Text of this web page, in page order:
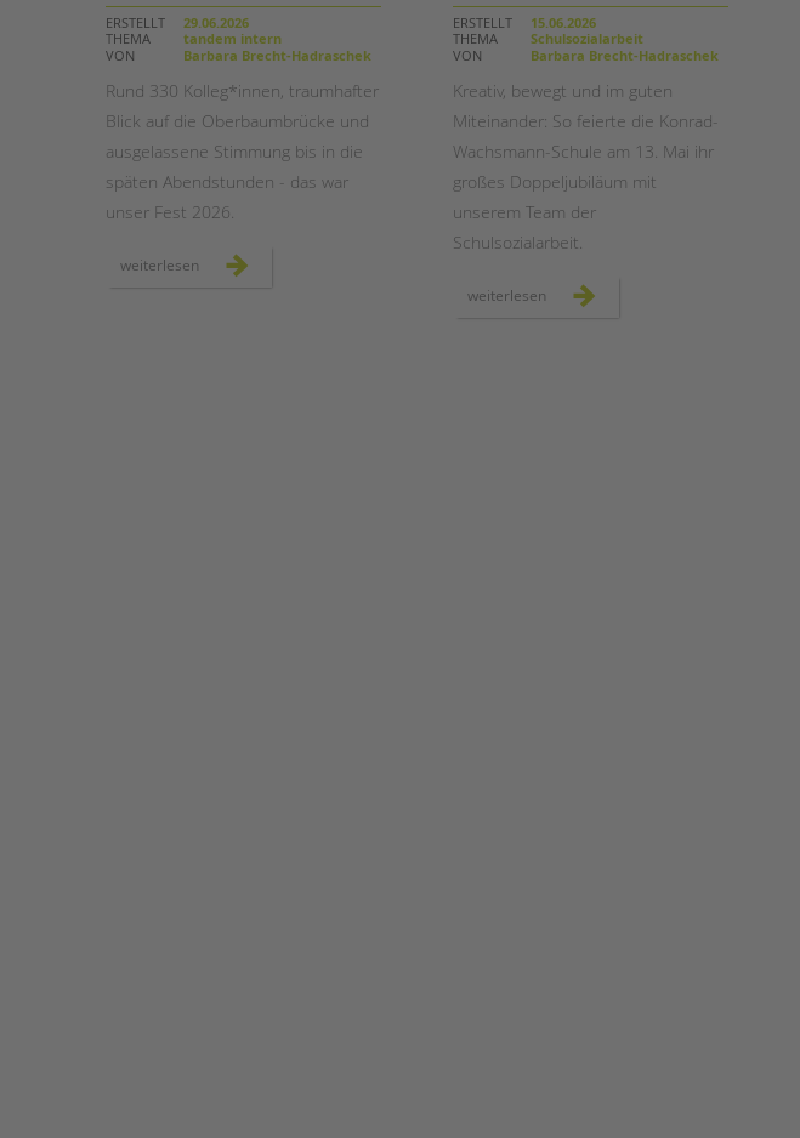
STADTTEILARBEIT
ERSTELLT
29.06.2026
THEMA
tandem intern
VON
Barbara Brecht-Hadraschek
Rund 330 Kolleg*innen, traumhafter
Blick auf die Oberbaumbrücke und
ausgelassene Stimmung bis in die
späten Abendstunden - das war
unser Fest 2026.
weiterlesen sommer,
sonne,
ERSTELLT
15.06.2026
THEMA
Schulsozialarbeit
VON
Barbara Brecht-Hadraschek
Kreativ, bewegt und im guten
Miteinander: So feierte die Konrad-
Wachsmann-Schule am 13. Mai ihr
großes Doppeljubiläum mit
unserem Team der
Schulsozialarbeit.
weiterlesen
zeichen